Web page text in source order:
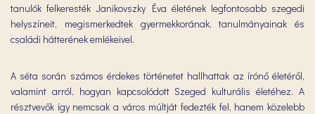
tanulók felkeresték Janikovszky Éva életének legfontosabb szegedi
helyszíneit, megismerkedtek gyermekkorának, tanulmányainak és
családi hátterének emlékeivel.
A séta során számos érdekes történetet hallhattak az írónő életéről,
valamint arról, hogyan kapcsolódott Szeged kulturális életéhez. A
résztvevők így nemcsak a város múltját fedezték fel, hanem közelebb